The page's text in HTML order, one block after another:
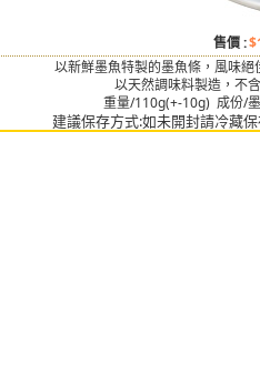
售價 :
以新鮮墨魚特製的墨魚條，風味
以天然調味料製造，不
重量/110g(+-10g) 成份/
建議保存方式:如未開封請冷藏